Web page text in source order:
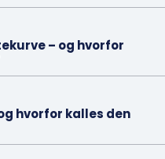
– og hvorfor
hvorfor kalles den